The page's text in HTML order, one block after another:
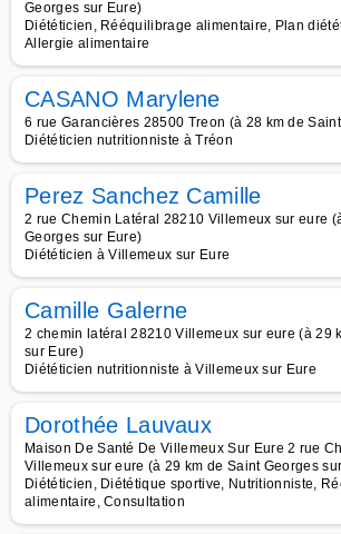
Georges sur Eure)
Diététicien, Rééquilibrage alimentaire, Plan
Allergie alimentaire
CASANO Marylene
6 rue Garancières 28500 Treon (à 28 km de
Diététicien nutritionniste à Tréon
Perez Sanchez Camille
2 rue Chemin Latéral 28210 Villemeux sur eure
Georges sur Eure)
Diététicien à Villemeux sur Eure
Camille Galerne
2 chemin latéral 28210 Villemeux sur eure (à 29
sur Eure)
Diététicien nutritionniste à Villemeux sur Eure
Dorothée Lauvaux
Maison De Santé De Villemeux Sur Eure 2 rue
Villemeux sur eure (à 29 km de Saint Georges
Diététicien, Diététique sportive, Nutritionniste,
alimentaire, Consultation